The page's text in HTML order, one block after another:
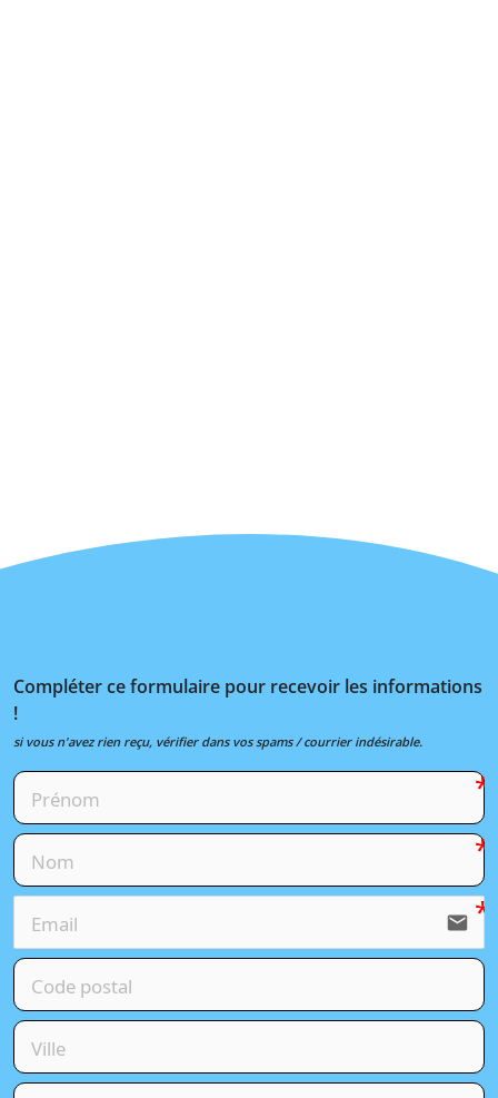
Compléter ce formulaire pour recevoir les informations
!
si vous n'avez rien reçu, vérifier dans vos spams / courrier indésirable.
email